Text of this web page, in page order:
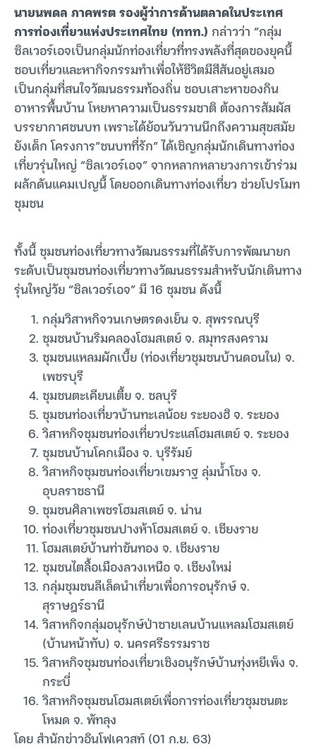
นายนพดล ภาคพรต รองผู้ว่าการด้านตลาดในประเทศ
การท่องเที่ยวแห่งประเทศไทย (ททท.) กล่าวว่า “กลุ่ม
ซิลเวอร์เอจเป็นกลุ่มนักท่องเที่ยวที่ทรงพลังที่สุดของยุคนี้
ชอบเที่ยวและหากิจกรรมทำเพื่อให้ชีวิตมีสีสันอยู่เสมอ
เป็นกลุ่มที่สนใจวัฒนธรรมท้องถิ่น ชอบเสาะหาของกิน
อาหารพื้นบ้าน โหยหาความเป็นธรรมชาติ ต้องการสัมผัส
บรรยากาศชนบท เพราะได้ย้อนวันวานนึกถึงความสุขสมัย
ยังเด็ก โครงการ”ชนบทที่รัก” ได้เชิญกลุ่มนักเดินทางท่อง
เที่ยวรุ่นใหญ่ “ซิลเวอร์เอจ” จากหลากหลายวงการเข้าร่วม
ผลักดันแคมเปญนี้ โดยออกเดินทางท่องเที่ยว ช่วยโปรโมท
ชุมชน
ทั้งนี้ ชุมชนท่องเที่ยวทางวัฒนธรรมที่ได้รับการพัฒนายก
ระดับเป็นชุมชนท่องเที่ยวทางวัฒนธรรมสำหรับนักเดินทาง
รุ่นใหญ่วัย “ซิลเวอร์เอจ” มี 16 ชุมชน ดังนี้
กลุ่มวิสาหกิจวนเกษตรดงเย็น จ. สุพรรณบุรี
ชุมชนบ้านริมคลองโฮมสเตย์ จ. สมุทรสงคราม
ชุมชนแหลมผักเบี้ย (ท่องเที่ยวชุมชนบ้านดอนใน) จ.
เพชรบุรี
ชุมชนตะเคียนเตี้ย จ. ชลบุรี
ชุมชนท่องเที่ยวบ้านทะเลน้อย ระยองฮิ จ. ระยอง
วิสาหกิจชุมชนท่องเที่ยวประแสโฮมสเตย์ จ. ระยอง
ชุมชนบ้านโคกเมือง จ. บุรีรัมย์
วิสาหกิจชุมชนท่องเที่ยวเขมราฐ ลุ่มน้ำโขง จ.
อุบลราชธานี
ชุมชนศิลาเพชรโฮมสเตย์ จ. น่าน
ท่องเที่ยวชุมชนปางห้าโฮมสเตย์ จ. เชียงราย
โฮมสเตย์บ้านท่าขันทอง จ. เชียงราย
ชุมชนไตลื้อเมืองลวงเหนือ จ. เชียงใหม่
กลุ่มชุมชนลีเล็ดนำเที่ยวเพื่อการอนุรักษ์ จ.
สุราษฎร์ธานี
วิสาหกิจกลุ่มอนุรักษ์ป่าชายเลนบ้านแหลมโฮมสเตย์
(บ้านหน้าทับ) จ. นครศรีธรรมราช
วิสาหกิจชุมชนท่องเที่ยวเชิงอนุรักษ์บ้านทุ่งหยีเพ็ง จ.
กระบี่
วิสาหกิจชุมชนโฮมสเตย์เพื่อการท่องเที่ยวชุมชนตะ
โหมด จ. พัทลุง
โดย สำนักข่าวอินโฟเควสท์ (01 ก.ย. 63)